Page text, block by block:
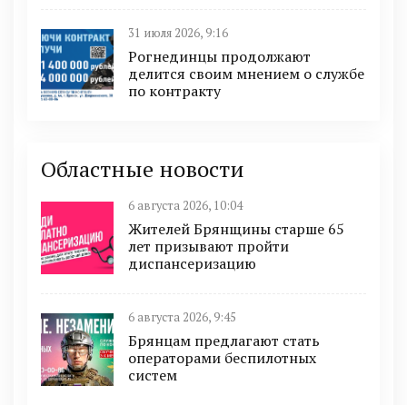
31 июля 2026, 9:16
Рогнединцы продолжают
делится своим мнением о службе
по контракту
Областные новости
6 августа 2026, 10:04
Жителей Брянщины старше 65
лет призывают пройти
диспансеризацию
6 августа 2026, 9:45
Брянцам предлагают cтать
оперaтoрами бeспилотных
систeм